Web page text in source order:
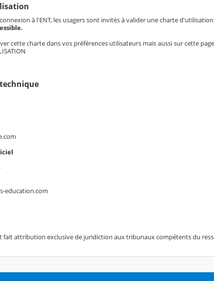
à l'ENT, les usagers sont invités à valider une charte
cette charte dans vos préférences utilisateurs mais aussi sur cette
education.com
fait attribution exclusive de juridiction aux tribunaux compétents du